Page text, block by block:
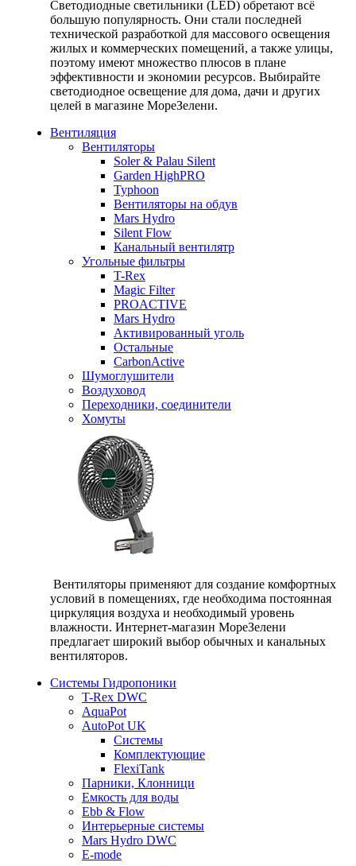
Светодиодные светильники (LED) обретают всё
большую популярность. Они стали последней
технической разработкой для массового освещения
жилых и коммерческих помещений, а также улицы,
поэтому имеют множество плюсов в плане
эффективности и экономии ресурсов. Выбирайте
светодиодное освещение для дома, дачи и других
целей в магазине МореЗелени.
Вентиляция
Вентиляторы
Soler & Palau Silent
Garden HighPRO
Typhoon
Вентиляторы на обдув
Mars Hydro
Silent Flow
Канальный вентилятр
Угольные фильтры
T-Rex
Magic Filter
PROACTIVE
Mars Hydro
Активированный уголь
Остальные
CarbonActive
Шумоглушители
Воздуховод
Переходники, соединители
Хомуты
Вентиляторы применяют для создание комфортных
условий в помещениях, где необходима постоянная
циркуляция воздуха и необходимый уровень
влажности. Интернет-магазин МореЗелени
предлагает широкий выбор обычных и канальных
вентиляторов.
Системы Гидропоники
T-Rex DWC
AquaPot
AutoPot UK
Системы
Комплектующие
FlexiTank
Парники, Клонници
Емкость для воды
Ebb & Flow
Интерьерные системы
Mars Hydro DWC
E-mode